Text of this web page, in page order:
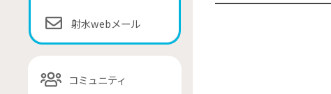
射水webメール
コミュニティ